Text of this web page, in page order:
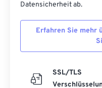
Datensicherheit ab.
Erfahren Sie mehr
SSL/TLS